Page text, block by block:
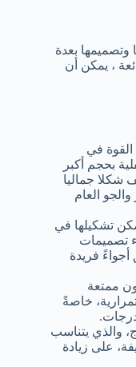
وتصميمها بعدة
، يمكن أن
القوة في
بحجم أكبر
شكلا جماليا
العام
تشكيلها في
تصميمات
فريدة
ممتعة
خاصةً
والذي يتناسب
على زيادة